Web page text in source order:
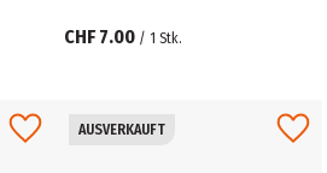
CHF 7.00 / 1 Stk.
AUSVERKAUFT